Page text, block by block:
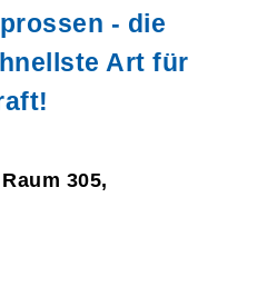
- die
Art für
305,